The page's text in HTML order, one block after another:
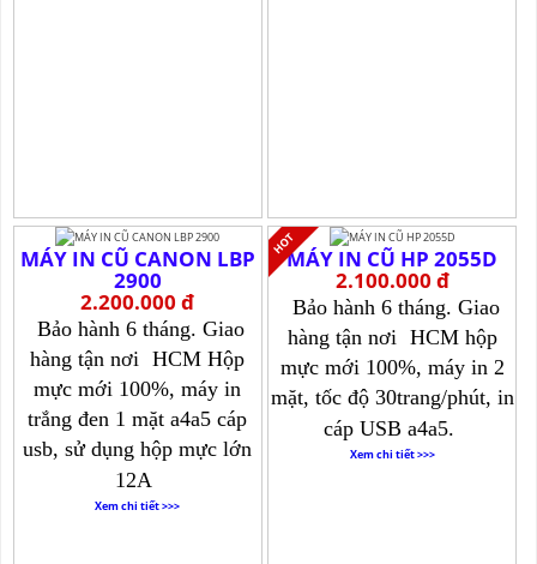
MÁY IN CŨ CANON LBP
2900
2.200.000 đ
Bảo hành 6 tháng. Giao
hàng tận nơi
HCM Hộp
mực mới 100%, máy in
trắng đen 1 mặt a4a5 cáp
usb, sử dụng hộp mực lớn
12A
Xem chi tiết >>>
MÁY IN CŨ HP 2055D
2.100.000 đ
Bảo hành 6 tháng. Giao
hàng tận nơi HCM hộp
mực mới 100%, máy in 2
mặt, tốc độ 30trang/phút, in
cáp USB a4a5.
Xem chi tiết >>>